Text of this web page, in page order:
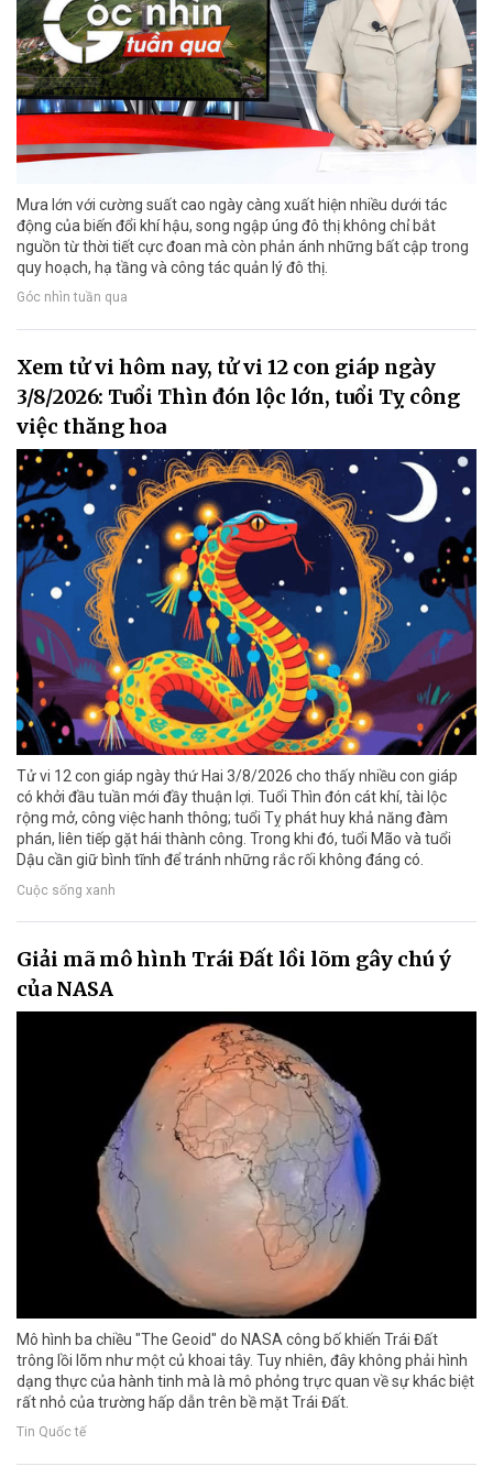
Mưa lớn với cường suất cao ngày càng xuất hiện nhiều dưới tác
động của biến đổi khí hậu, song ngập úng đô thị không chỉ bắt
nguồn từ thời tiết cực đoan mà còn phản ánh những bất cập trong
quy hoạch, hạ tầng và công tác quản lý đô thị.
Góc nhìn tuần qua
Xem tử vi hôm nay, tử vi 12 con giáp ngày
3/8/2026: Tuổi Thìn đón lộc lớn, tuổi Tỵ công
việc thăng hoa
Tử vi 12 con giáp ngày thứ Hai 3/8/2026 cho thấy nhiều con giáp
có khởi đầu tuần mới đầy thuận lợi. Tuổi Thìn đón cát khí, tài lộc
rộng mở, công việc hanh thông; tuổi Tỵ phát huy khả năng đàm
phán, liên tiếp gặt hái thành công. Trong khi đó, tuổi Mão và tuổi
Dậu cần giữ bình tĩnh để tránh những rắc rối không đáng có.
Cuộc sống xanh
Giải mã mô hình Trái Đất lồi lõm gây chú ý
của NASA
Mô hình ba chiều "The Geoid" do NASA công bố khiến Trái Đất
trông lồi lõm như một củ khoai tây. Tuy nhiên, đây không phải hình
dạng thực của hành tinh mà là mô phỏng trực quan về sự khác biệt
rất nhỏ của trường hấp dẫn trên bề mặt Trái Đất.
Tin Quốc tế